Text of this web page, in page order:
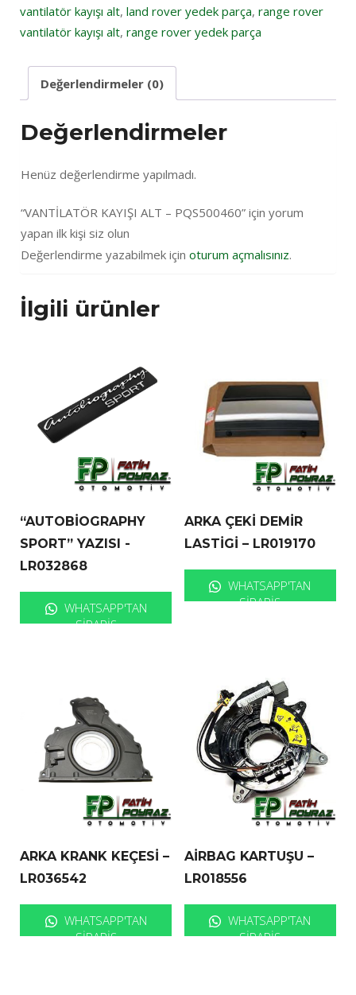
vantilatör kayışı alt, land rover yedek parça, range rover
vantilatör kayışı alt, range rover yedek parça
Değerlendirmeler (0)
Değerlendirmeler
Henüz değerlendirme yapılmadı.
“VANTİLATÖR KAYIŞI ALT – PQS500460” için yorum
yapan ilk kişi siz olun
Değerlendirme yazabilmek için oturum açmalısınız.
İlgili ürünler
“AUTOBİOGRAPHY
SPORT” YAZISI -
LR032868
WHATSAPP'TAN
SIPARIŞ
ARKA ÇEKİ DEMİR
LASTİGİ – LR019170
WHATSAPP'TAN
SIPARIŞ
ARKA KRANK KEÇESİ –
LR036542
WHATSAPP'TAN
SIPARIŞ
AİRBAG KARTUŞU –
LR018556
WHATSAPP'TAN
SIPARIŞ